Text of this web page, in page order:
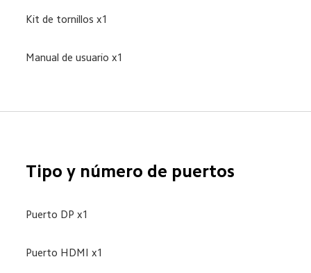
Kit de tornillos x1
Manual de usuario x1
Tipo y número de puertos
Puerto DP x1
Puerto HDMI x1